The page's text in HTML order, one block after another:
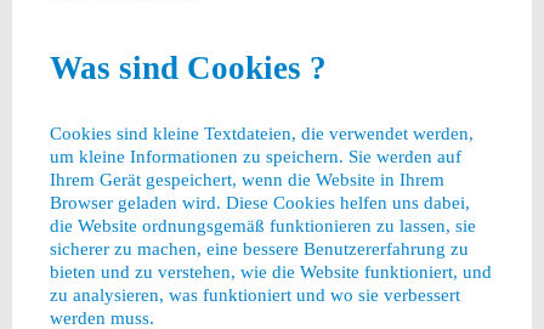
Was sind Cookies ?
Cookies sind kleine Textdateien, die verwendet werden,
um kleine Informationen zu speichern. Sie werden auf
Ihrem Gerät gespeichert, wenn die Website in Ihrem
Browser geladen wird. Diese Cookies helfen uns dabei,
die Website ordnungsgemäß funktionieren zu lassen, sie
sicherer zu machen, eine bessere Benutzererfahrung zu
bieten und zu verstehen, wie die Website funktioniert, und
zu analysieren, was funktioniert und wo sie verbessert
werden muss.